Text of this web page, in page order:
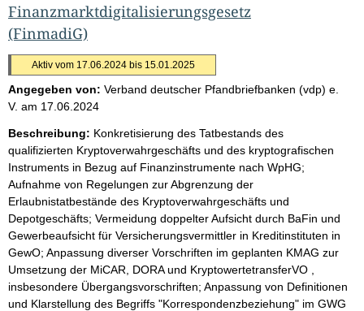
Finanzmarktdigitalisierungsgesetz
(FinmadiG)
Aktiv vom 17.06.2024 bis 15.01.2025
Angegeben von: Verband deutscher Pfandbriefbanken (vdp) e.
V. am 17.06.2024
Beschreibung: Konkretisierung des Tatbestands des
qualifizierten Kryptoverwahrgeschäfts und des kryptografischen
Instruments in Bezug auf Finanzinstrumente nach WpHG;
Aufnahme von Regelungen zur Abgrenzung der
Erlaubnistatbestände des Kryptoverwahrgeschäfts und
Depotgeschäfts; Vermeidung doppelter Aufsicht durch BaFin und
Gewerbeaufsicht für Versicherungsvermittler in Kreditinstituten in
GewO; Anpassung diverser Vorschriften im geplanten KMAG zur
Umsetzung der MiCAR, DORA und KryptowertetransferVO ,
insbesondere Übergangsvorschriften; Anpassung von Definitionen
und Klarstellung des Begriffs "Korrespondenzbeziehung" im GWG